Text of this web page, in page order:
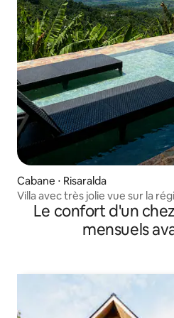
Cabane ⋅ Risaralda
Villa avec très jolie vue sur la
Le confort d'un
mensuels